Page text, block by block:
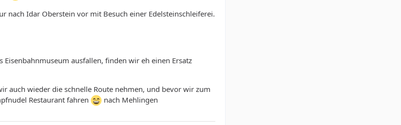
nach Idar Oberstein vor mit Besuch einer Edelsteinschleiferei.
Eisenbahnmuseum ausfallen, finden wir eh einen Ersatz
auch wieder die schnelle Route nehmen, und bevor wir zum
Restaurant fahren
nach Mehlingen